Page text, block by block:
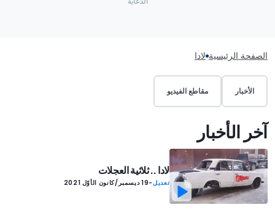
الصفحة الرئيسية لادا
الأخبار مقاطع الفيديو
آخر الأخبار
لادا .. ثلاثية العجلات
تعديل-19 ديسمبر/كانون الأوّل 2021